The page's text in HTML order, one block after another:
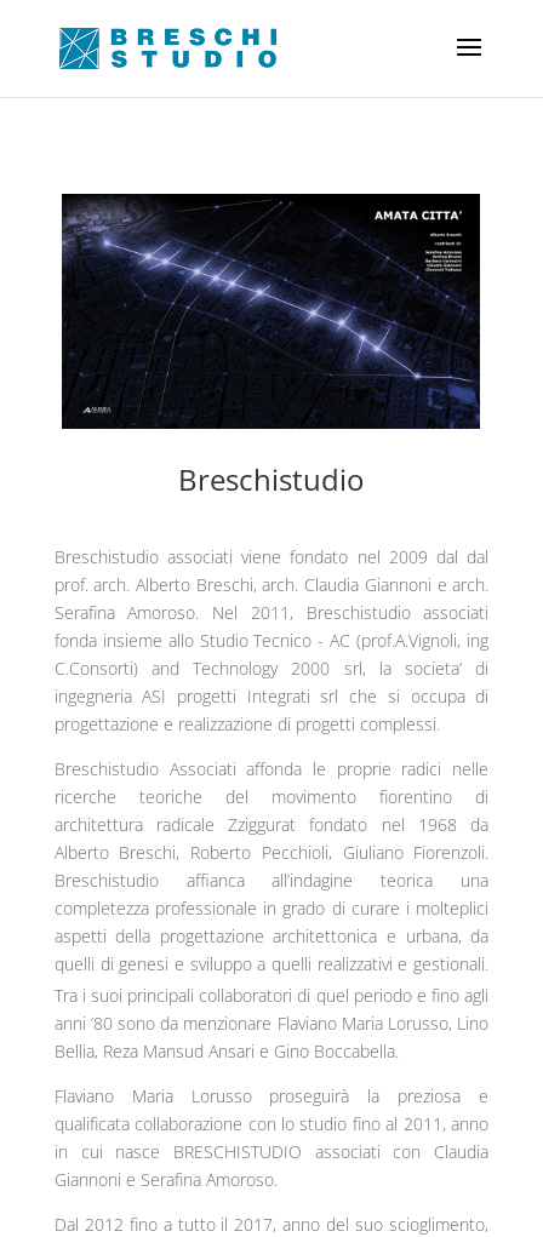
Breschistudio
Breschistudio associati viene fondato nel 2009 dal dal
prof. arch. Alberto Breschi, arch. Claudia Giannoni e arch.
Serafina Amoroso. Nel 2011, Breschistudio associati
fonda insieme allo Studio Tecnico - AC (prof.A.Vignoli, ing
C.Consorti) and Technology 2000 srl, la societa’ di
ingegneria ASI progetti Integrati srl che si occupa di
progettazione e realizzazione di progetti complessi.
Breschistudio Associati affonda le proprie radici nelle
ricerche teoriche del movimento fiorentino di
architettura radicale Zziggurat fondato nel 1968 da
Alberto Breschi, Roberto Pecchioli, Giuliano Fiorenzoli.
Breschistudio affianca all’indagine teorica una
completezza professionale in grado di curare i molteplici
aspetti della progettazione architettonica e urbana, da
quelli di genesi e sviluppo a quelli realizzativi e gestionali.
Tra i suoi principali collaboratori di quel periodo e fino agli
anni ’80 sono da menzionare Flaviano Maria Lorusso, Lino
Bellia, Reza Mansud Ansari e Gino Boccabella.
Flaviano Maria Lorusso proseguirà la preziosa e
qualificata collaborazione con lo studio fino al 2011, anno
in cui nasce BRESCHISTUDIO associati con Claudia
Giannoni e Serafina Amoroso.
Dal 2012 fino a tutto il 2017, anno del suo scioglimento,